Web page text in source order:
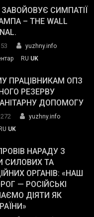
СИМПАТІЇ
– THE WALL
53
yuzhny.info
on
завойовує
симпатії
виборців
The
Street
Journal.
RU UK
ПРАЦІВНИКАМ ОПЗ
РЕЗЕРВУ
ДОПОМОГУ
272
yuzhny.info
UK
НАРАДУ З
СИЛОВИХ ТА
ОРГАНІВ: «НАШ
— РОСІЙСЬКІ
ДІЯТИ ЯК